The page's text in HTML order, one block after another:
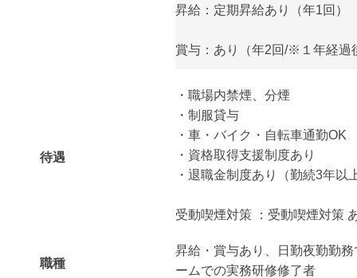
昇給：定期昇給あり（年1回）
賞与：あり（年2回/※１年経過
待遇
・職場内禁煙、分煙
・制服貸与
・車・バイク・自転車通勤OK
・資格取得支援制度あり
・退職金制度あり（勤続3年以
受動喫煙対策 ：受動喫煙対策
職種
昇給・賞与あり、日勤夜勤勤
ームでの実務研修修了者